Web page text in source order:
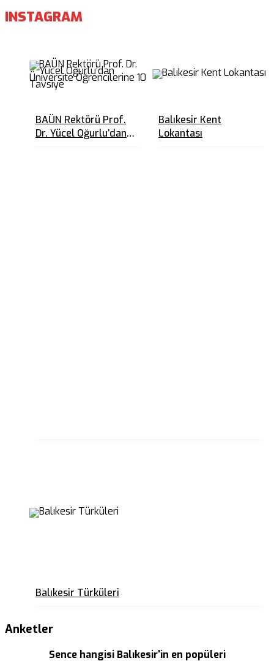
INSTAGRAM
BAÜN Rektörü Prof.
Dr. Yücel Oğurlu’dan
Balıkesir Kent
Lokantası
Balıkesir Türküleri
Anketler
Sence hangisi Balıkesir'in en popüleri